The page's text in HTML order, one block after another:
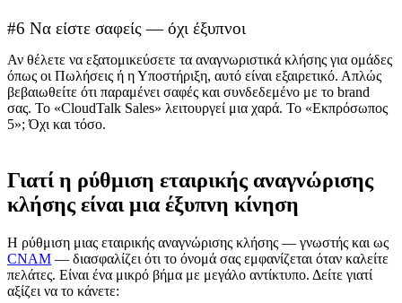
#6 Να είστε σαφείς — όχι έξυπνοι
Αν θέλετε να εξατομικεύσετε τα αναγνωριστικά κλήσης για ομάδες
όπως οι Πωλήσεις ή η Υποστήριξη, αυτό είναι εξαιρετικό. Απλώς
βεβαιωθείτε ότι παραμένει σαφές και συνδεδεμένο με το brand
σας. Το «CloudTalk Sales» λειτουργεί μια χαρά. Το «Εκπρόσωπος
5»; Όχι και τόσο.
Γιατί η ρύθμιση εταιρικής αναγνώρισης
κλήσης είναι μια έξυπνη κίνηση
Η ρύθμιση μιας εταιρικής αναγνώρισης κλήσης — γνωστής και ως
CNAM — διασφαλίζει ότι το όνομά σας εμφανίζεται όταν καλείτε
πελάτες. Είναι ένα μικρό βήμα με μεγάλο αντίκτυπο. Δείτε γιατί
αξίζει να το κάνετε: